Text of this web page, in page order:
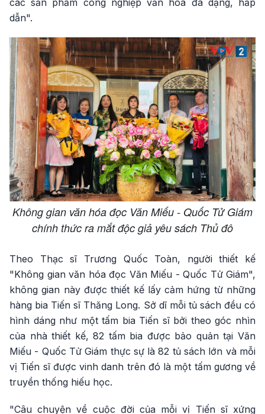
các sản phẩm công nghiệp văn hoá đa dạng, hấp
dẫn".
Không gian văn hóa đọc Văn Miếu - Quốc Tử Giám
chính thức ra mắt độc giả yêu sách Thủ đô
Theo Thạc sĩ Trương Quốc Toàn, người thiết kế
"Không gian văn hóa đọc Văn Miếu - Quốc Tử Giám",
không gian này được thiết kế lấy cảm hứng từ những
hàng bia Tiến sĩ Thăng Long. Sở dĩ mỗi tủ sách đều có
hình dáng như một tấm bia Tiến sĩ bởi theo góc nhìn
của nhà thiết kế, 82 tấm bia được bảo quản tại Văn
Miếu - Quốc Tử Giám thực sự là 82 tủ sách lớn và mỗi
vị Tiến sĩ được vinh danh trên đó là một tấm gương về
truyền thống hiếu học.
"Câu chuyện về cuộc đời của mỗi vị Tiến sĩ xứng